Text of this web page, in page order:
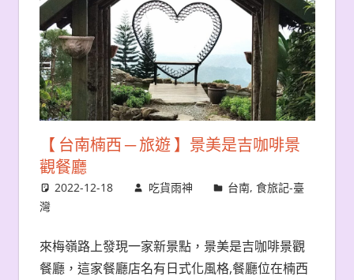
【 台南楠西 ─ 旅遊 】景美是吉咖啡景
觀餐廳
2022-12-18 吃貨雨神 台南,食旅記-臺
灣
來梅嶺路上發現一家新景點，景美是吉咖啡景觀
餐廳，這家餐廳店名有日式化風格,餐廳位在楠西